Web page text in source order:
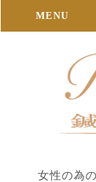
MENU
女性の為